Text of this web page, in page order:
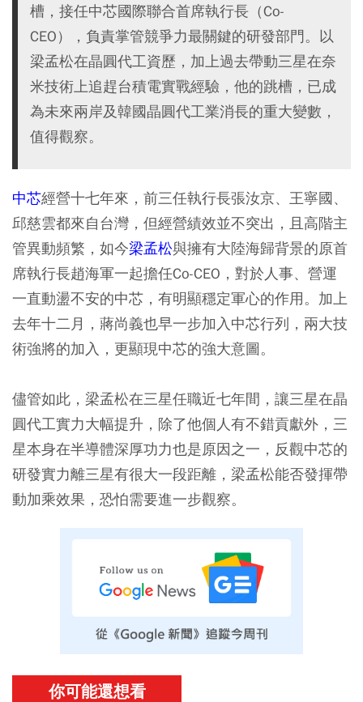
槽，接任中芯國際聯合首席執行長（Co-
CEO），負責掌管競爭力最關鍵的研發部門。以
梁孟松在晶圓代工資歷，加上過去帶動三星在奈
米技術上追趕台積電實戰經驗，他的跳槽，已成
為未來兩岸及韓國晶圓代工業消長的重大變數，
值得觀察。
中芯經營十七年來，前三任執行長張汝京、王寧國、
邱慈雲都來自台灣，但經營績效並不突出，且高階主
管異動頻繁，如今梁孟松與擁有大陸海歸背景的原首
席執行長趙海軍一起擔任Co-CEO，對於人事、營運
一直動盪不安的中芯，有明顯穩定軍心的作用。加上
去年十二月，蔣尚義也早一步加入中芯行列，兩大技
術強將的加入，更顯現中芯的強大意圖。
儘管如此，梁孟松在三星任職近七年間，讓三星在晶
圓代工實力大幅提升，除了他個人有不錯貢獻外，三
星本身在半導體深厚功力也是原因之一，反觀中芯的
研發實力離三星有很大一段距離，梁孟松能否發揮帶
動加乘效果，恐怕需要進一步觀察。